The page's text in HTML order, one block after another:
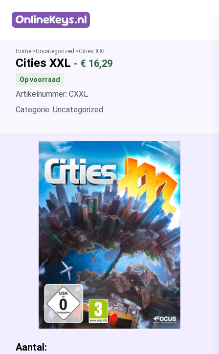
Home Uncategorized Cities XXL
Cities XXL - € 16,29
Op voorraad
Artikelnummer: CXXL
Categorie: Uncategorized
Aantal: